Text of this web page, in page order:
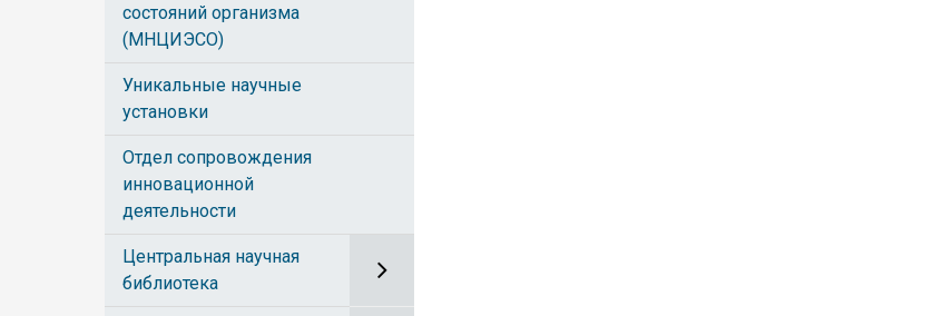
состояний организма
(МНЦИЭСО)
Уникальные научные
установки
Отдел сопровождения
инновационной
деятельности
Центральная научная
библиотека